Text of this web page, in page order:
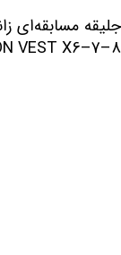
VEST X6–7–8